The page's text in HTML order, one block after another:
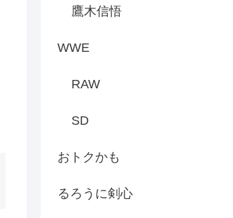
鷹木信悟
WWE
RAW
SD
おトクかも
るろうに剣心